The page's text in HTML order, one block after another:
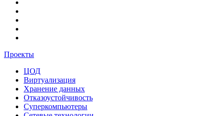
Проекты
ЦОД
Виртуализация
Хранение данных
Отказоустойчивость
Суперкомпьютеры